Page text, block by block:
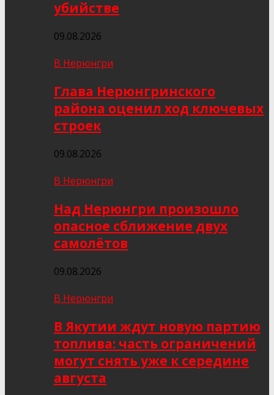
убийстве
09.08.2026
В Нерюнгри
Глава Нерюнгринского
района оценил ход ключевых
строек
09.08.2026
В Нерюнгри
Над Нерюнгри произошло
опасное сближение двух
самолётов
09.08.2026
В Нерюнгри
В Якутии ждут новую партию
топлива: часть ограничений
могут снять уже к середине
августа